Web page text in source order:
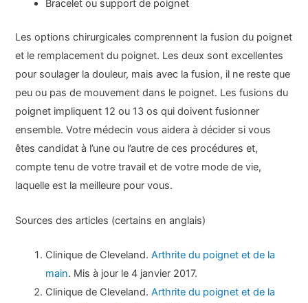
Bracelet ou support de poignet
Les options chirurgicales comprennent la fusion du poignet
et le remplacement du poignet. Les deux sont excellentes
pour soulager la douleur, mais avec la fusion, il ne reste que
peu ou pas de mouvement dans le poignet. Les fusions du
poignet impliquent 12 ou 13 os qui doivent fusionner
ensemble. Votre médecin vous aidera à décider si vous
êtes candidat à l’une ou l’autre de ces procédures et,
compte tenu de votre travail et de votre mode de vie,
laquelle est la meilleure pour vous.
Sources des articles (certains en anglais)
Clinique de Cleveland.Arthrite du poignet et de la
main. Mis à jour le 4 janvier 2017.
Clinique de Cleveland.Arthrite du poignet et de la